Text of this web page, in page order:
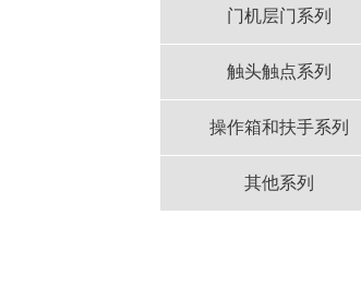
门机层门系列
触头触点系列
操作箱和扶手系列
其他系列